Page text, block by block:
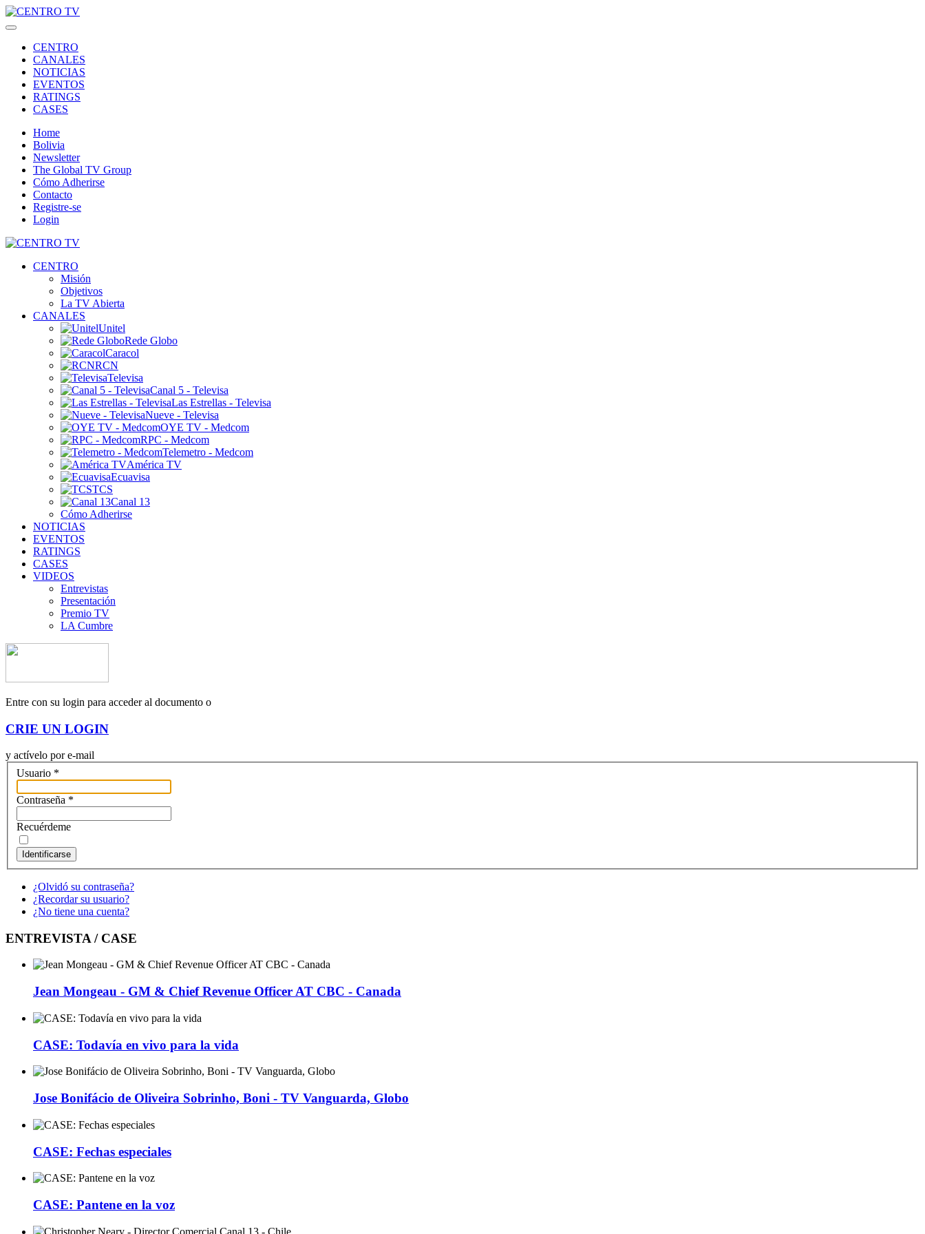
CENTRO
CANALES
NOTICIAS
EVENTOS
RATINGS
CASES
Home
Bolivia
Newsletter
The Global TV Group
Cómo Adherirse
Contacto
Registre-se
Login
CENTRO
Misión
Objetivos
La TV Abierta
CANALES
Unitel
Rede Globo
Caracol
RCN
Televisa
Canal 5 - Televisa
Las Estrellas - Televisa
Nueve - Televisa
OYE TV - Medcom
RPC - Medcom
Telemetro - Medcom
América TV
Ecuavisa
TCS
Canal 13
Cómo Adherirse
NOTICIAS
EVENTOS
RATINGS
CASES
VIDEOS
Entrevistas
Presentación
Premio TV
LA Cumbre
Entre con su login para acceder al documento o
CRIE UN LOGIN
y actívelo por e-mail
Usuario *
Contraseña *
Recuérdeme
Identificarse
¿Olvidó su contraseña?
¿Recordar su usuario?
¿No tiene una cuenta?
ENTREVISTA / CASE
Jean Mongeau - GM & Chief Revenue Officer AT CBC - Canada
CASE: Todavía en vivo para la vida
Jose Bonifácio de Oliveira Sobrinho, Boni - TV Vanguarda, Globo
CASE: Fechas especiales
CASE: Pantene en la voz